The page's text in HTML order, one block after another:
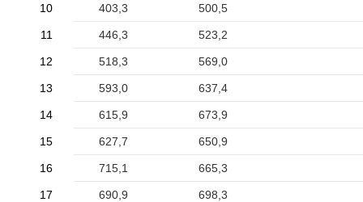
10 403,3 500,5
11 446,3 523,2
12 518,3 569,0
13 593,0 637,4
14 615,9 673,9
15 627,7 650,9
16 715,1 665,3
17 690,9 698,3